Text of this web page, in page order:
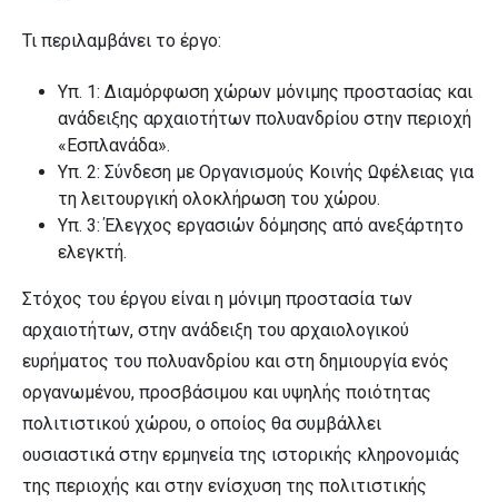
Τι περιλαμβάνει το έργο:
Υπ. 1: Διαμόρφωση χώρων μόνιμης προστασίας και
ανάδειξης αρχαιοτήτων πολυανδρίου στην περιοχή
«Εσπλανάδα».
Υπ. 2: Σύνδεση με Οργανισμούς Κοινής Ωφέλειας για
τη λειτουργική ολοκλήρωση του χώρου.
Υπ. 3: Έλεγχος εργασιών δόμησης από ανεξάρτητο
ελεγκτή.
Στόχος του έργου είναι η μόνιμη προστασία των
αρχαιοτήτων, στην ανάδειξη του αρχαιολογικού
ευρήματος του πολυανδρίου και στη δημιουργία ενός
οργανωμένου, προσβάσιμου και υψηλής ποιότητας
πολιτιστικού χώρου, ο οποίος θα συμβάλλει
ουσιαστικά στην ερμηνεία της ιστορικής κληρονομιάς
της περιοχής και στην ενίσχυση της πολιτιστικής